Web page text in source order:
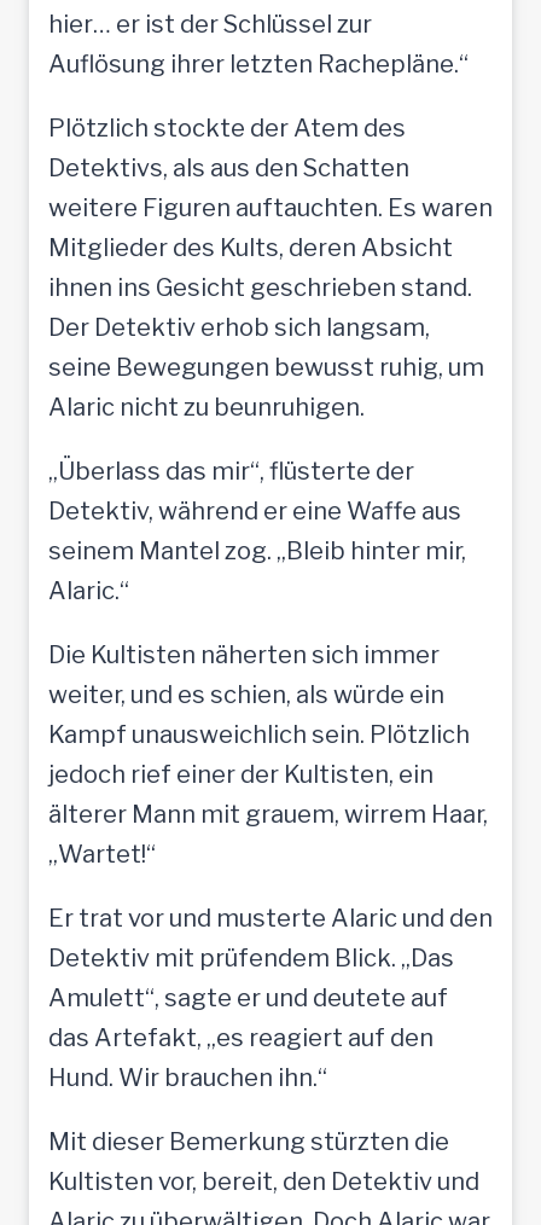
hier… er ist der Schlüssel zur
Auflösung ihrer letzten Rachepläne.“
Plötzlich stockte der Atem des
Detektivs, als aus den Schatten
weitere Figuren auftauchten. Es waren
Mitglieder des Kults, deren Absicht
ihnen ins Gesicht geschrieben stand.
Der Detektiv erhob sich langsam,
seine Bewegungen bewusst ruhig, um
Alaric nicht zu beunruhigen.
„Überlass das mir“, flüsterte der
Detektiv, während er eine Waffe aus
seinem Mantel zog. „Bleib hinter mir,
Alaric.“
Die Kultisten näherten sich immer
weiter, und es schien, als würde ein
Kampf unausweichlich sein. Plötzlich
jedoch rief einer der Kultisten, ein
älterer Mann mit grauem, wirrem Haar,
„Wartet!“
Er trat vor und musterte Alaric und den
Detektiv mit prüfendem Blick. „Das
Amulett“, sagte er und deutete auf
das Artefakt, „es reagiert auf den
Hund. Wir brauchen ihn.“
Mit dieser Bemerkung stürzten die
Kultisten vor, bereit, den Detektiv und